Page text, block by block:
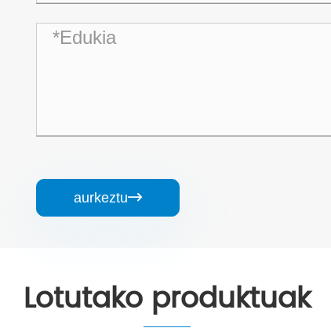
aurkeztu
Lotutako produktuak